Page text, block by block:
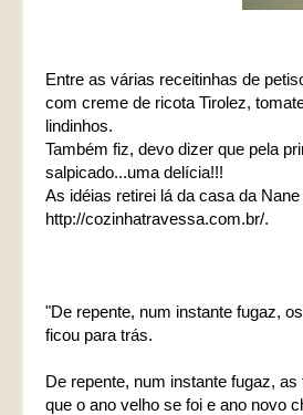
Entre as várias receitinhas de
com creme de ricota Tirolez,
lindinhos.
Também fiz, devo dizer que pela
salpicado...uma delícia!!!
As idéias retirei lá da casa da
http://cozinhatravessa.com.br/.
"De repente, num instante fugaz,
ficou para trás.
De repente, num instante fugaz,
que o ano velho se foi e ano novo